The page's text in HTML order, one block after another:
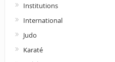
Institutions
International
Judo
Karaté